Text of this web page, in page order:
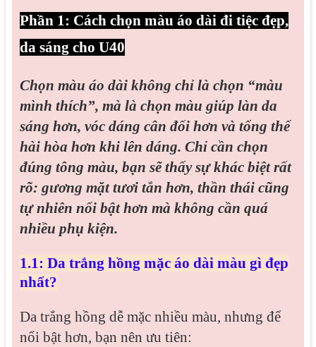
Phần 1: Cách chọn màu áo dài đi tiệc đẹp,
da sáng cho U40
Chọn màu áo dài không chỉ là chọn “màu
mình thích”, mà là chọn màu giúp làn da
sáng hơn, vóc dáng cân đối hơn và tổng thể
hài hòa hơn khi lên dáng. Chỉ cần chọn
đúng tông màu, bạn sẽ thấy sự khác biệt rất
rõ: gương mặt tươi tắn hơn, thần thái cũng
tự nhiên nổi bật hơn mà không cần quá
nhiều phụ kiện.
1.1: Da trắng hồng mặc áo dài màu gì đẹp
nhất?
Da trắng hồng dễ mặc nhiều màu, nhưng để
nổi bật hơn, bạn nên ưu tiên: